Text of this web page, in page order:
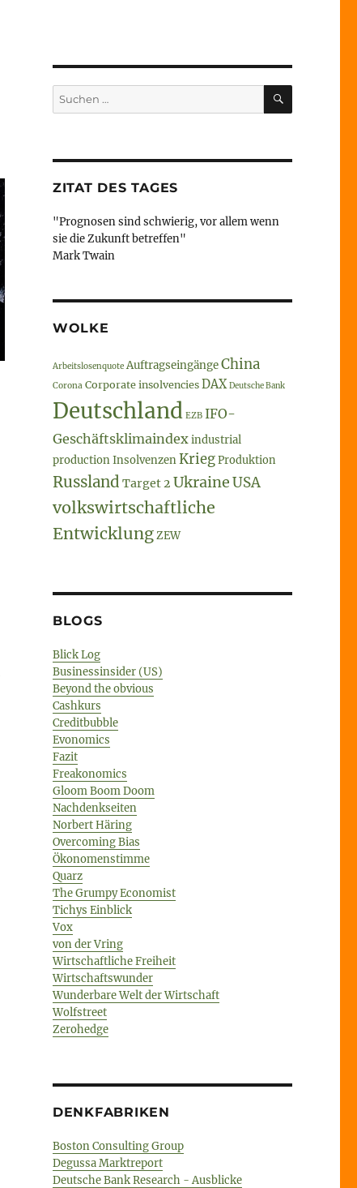
Suche
nach:
SUCHEN
ZITAT DES TAGES
"Prognosen sind schwierig, vor allem wenn
sie die Zukunft betreffen"
Mark Twain
WOLKE
Arbeitslosenquote AuftragseingängeChina
Corona Corporate insolvencies DAX Deutsche Bank
Deutschland EZB IFO-
Geschäftsklimaindexindustrial
productionInsolvenzenKriegProduktion
Russland Target 2 UkraineUSA
volkswirtschaftliche
EntwicklungZEW
BLOGS
Blick Log
Businessinsider (US)
Beyond the obvious
Cashkurs
Creditbubble
Evonomics
Fazit
Freakonomics
Gloom Boom Doom
Nachdenkseiten
Norbert Häring
Overcoming Bias
Ökonomenstimme
Quarz
The Grumpy Economist
Tichys Einblick
Vox
von der Vring
Wirtschaftliche Freiheit
Wirtschaftswunder
Wunderbare Welt der Wirtschaft
Wolfstreet
Zerohedge
DENKFABRIKEN
Boston Consulting Group
Degussa Marktreport
Deutsche Bank Research - Ausblicke